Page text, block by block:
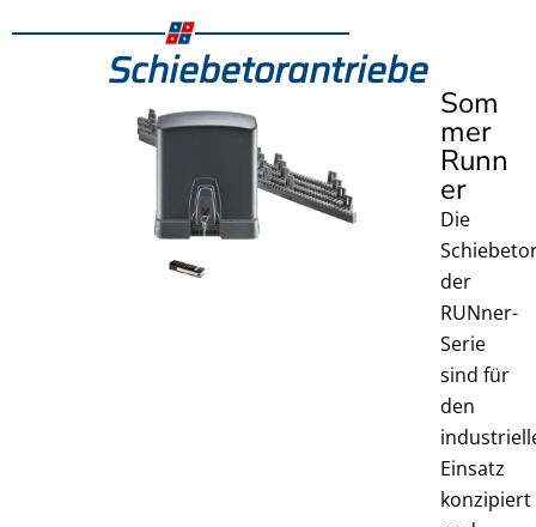
Schiebetorantriebe
Som
mer
Runn
er ​
Die
der
RUNner-
Serie
sind für
den
Einsatz
konzipiert